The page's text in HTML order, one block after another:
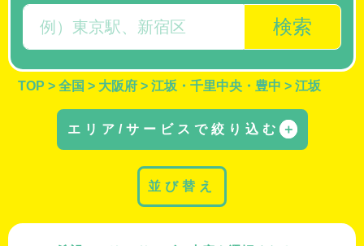
検索
TOP > 全国 > 大阪府 > 江坂・千里中央・豊中 > 江坂
エリア/サービスで絞り込む ＋
並び替え